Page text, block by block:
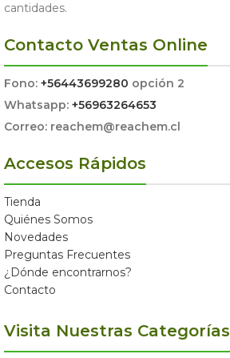
cantidades.
Contacto Ventas Online
Fono: +56443699280 opción 2
Whatsapp: +56963264653
Correo: reachem@reachem.cl
Accesos Rápidos
Tienda
Quiénes Somos
Novedades
Preguntas Frecuentes
¿Dónde encontrarnos?
Contacto
Visita Nuestras Categorías